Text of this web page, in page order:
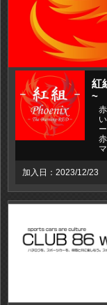
紅
~
マ
加入日：2023/12/23